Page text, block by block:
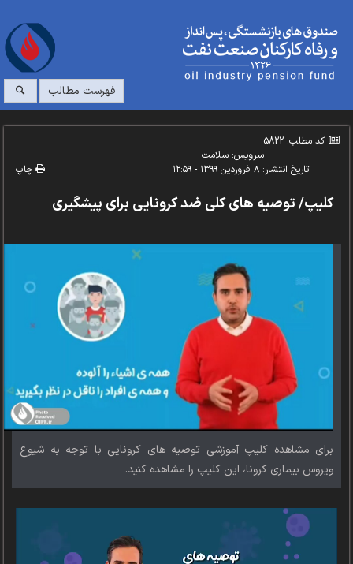
فهرست مطالب
کد مطلب: 5822
سرویس:سلامت
تاریخ انتشار:۸ فروردین ۱۳۹۹ - ۱۲:۵۹ چاپ
کلیپ/ توصیه های کلی ضد کرونایی برای پیشگیری
برای مشاهده کلیپ آموزشی توصیه های کرونایی با توجه به شیوع
ویروس بیماری کرونا، این کلیپ را مشاهده کنید.